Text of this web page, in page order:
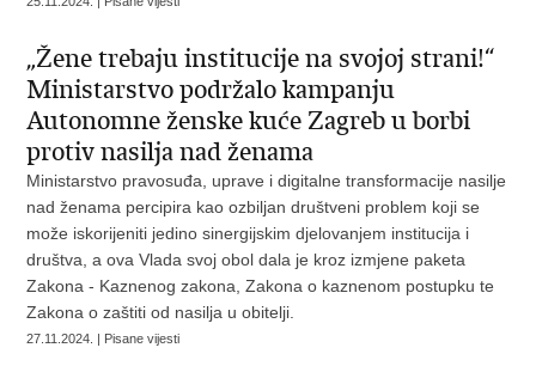
„Žene trebaju institucije na svojoj strani!“
Ministarstvo podržalo kampanju
Autonomne ženske kuće Zagreb u borbi
protiv nasilja nad ženama
Ministarstvo pravosuđa, uprave i digitalne transformacije nasilje
nad ženama percipira kao ozbiljan društveni problem koji se
može iskorijeniti jedino sinergijskim djelovanjem institucija i
društva, a ova Vlada svoj obol dala je kroz izmjene paketa
Zakona - Kaznenog zakona, Zakona o kaznenom postupku te
Zakona o zaštiti od nasilja u obitelji.
27.11.2024. | Pisane vijesti